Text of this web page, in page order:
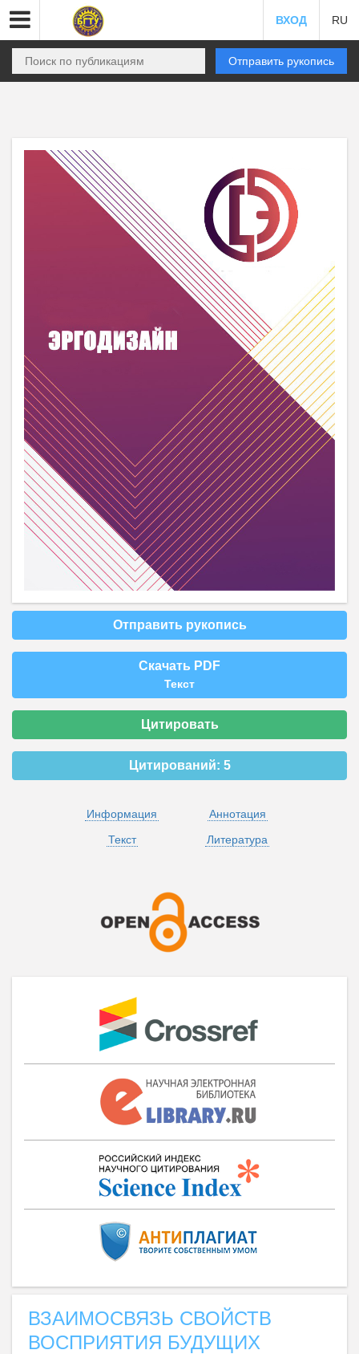
ВХОД RU
Отправить рукопись
Отправить рукопись
Скачать PDF
Текст
Цитировать
Цитирований: 5
Информация
Аннотация
Текст
Литература
ВЗАИМОСВЯЗЬ СВОЙСТВ
ВОСПРИЯТИЯ БУДУЩИХ